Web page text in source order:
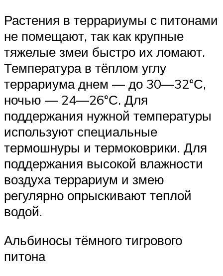
Растения в террариумы с питонами
не помещают, так как крупные
тяжелые змеи быстро их ломают.
Температура в тёплом углу
террариума днем — до 30—32°С,
ночью — 24—26°С. Для
поддержания нужной температуры
используют специальные
термошнуры и термоковрики. Для
поддержания высокой влажности
воздуха террариум и змею
регулярно опрыскивают теплой
водой.
Альбиносы тёмного тигрового
питона